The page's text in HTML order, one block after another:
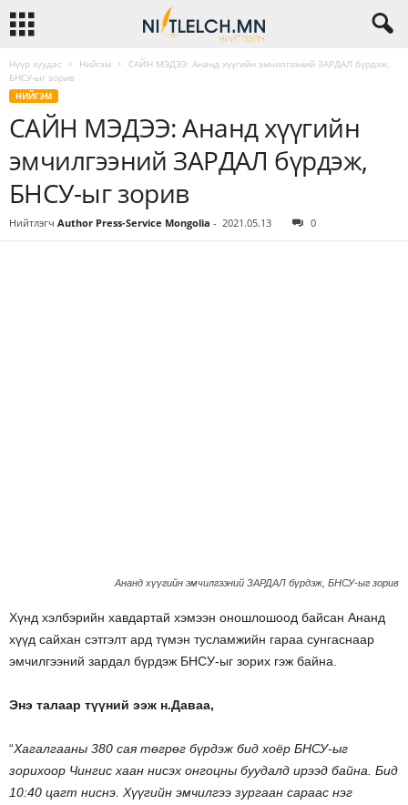
Нүүр хуудас Нийгэм
САЙН МЭДЭЭ: Ананд хүүгийн эмчилгээний ЗАРДАЛ бүрдэж,
БНСУ-ыг зорив
НИЙГЭМ
САЙН МЭДЭЭ: Ананд хүүгийн
эмчилгээний ЗАРДАЛ бүрдэж,
БНСУ-ыг зорив
Нийтлэгч Author Press-Service Mongolia - 2021.05.13 0
Ананд хүүгийн эмчилгээний ЗАРДАЛ бүрдэж, БНСУ-ыг зорив
Хүнд хэлбэрийн хавдартай хэмээн оношлошоод байсан Ананд
хүүд сайхан сэтгэлт ард түмэн тусламжийн гараа сунгаснаар
эмчилгээний зардал бүрдэж БНСУ-ыг зорих гэж байна.
Энэ талаар түүний ээж н.Даваа,
“Хагалгааны 380 сая төгрөг бүрдэж бид хоёр БНСУ-ыг
зорихоор Чингис хаан нисэх онгоцны буудалд ирээд байна. Бид
10:40 цагт ниснэ. Хүүгийн эмчилгээ зургаан сараас нэг